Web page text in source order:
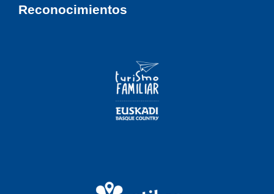
Reconocimientos